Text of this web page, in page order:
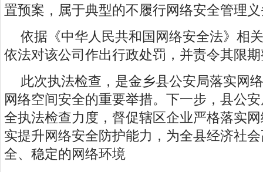
置预案，属于典型的不履行网络安全管理
依据《中华人民共和国网络安全法》相
依法对该公司作出行政处罚，并责令其限
此次执法检查，是金乡县公安局落实网
网络空间安全的重要举措。下一步，县公
全执法检查力度，督促辖区企业严格落实
实提升网络安全防护能力，为全县经济社
全、稳定的网络环境